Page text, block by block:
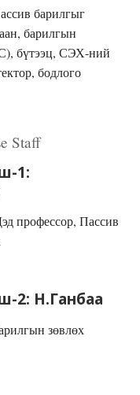
барилгыг
барилгын
бүтээц, СЭХ-ний
бодлого
Staff
1:
профессор, Пассив
2: Н.Ганбаа
зөвлөх